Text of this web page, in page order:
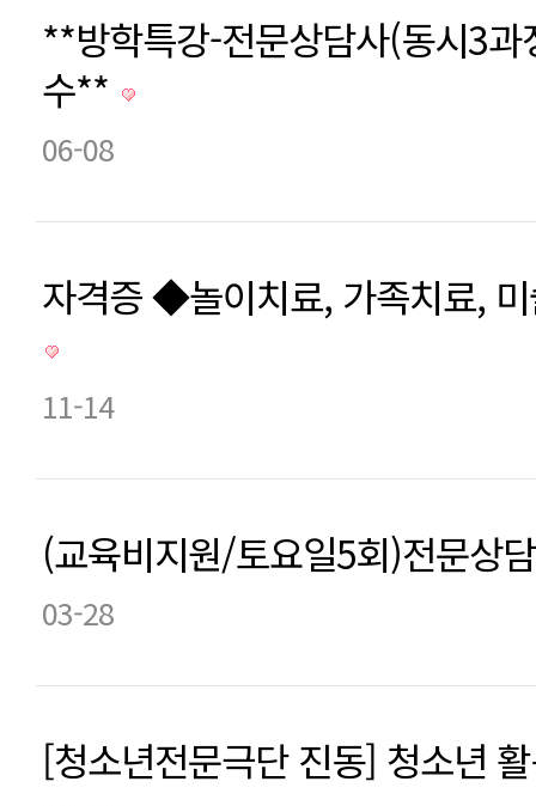
**방학특강-전문상담사(동시3
수**
06-08
자격증 ◆놀이치료, 가족치료,
11-14
(교육비지원/토요일5회)전문상
03-28
[청소년전문극단 진동] 청소년